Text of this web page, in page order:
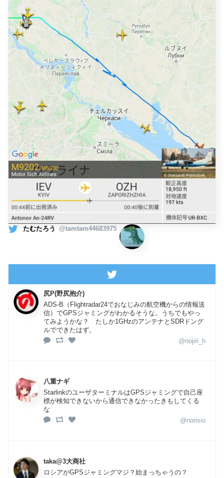
たむたろう @tamtam44683975
尻P(野尻抱介)
ADS-B（Flightradar24でおなじみの航空機からの情報送
信）でGPSジャミングがわかるそうな。うちでもやっ
てみようかな？ たしか1GHzのアンテナとSDRドング
ルでできたはず。
@nojiri_h
八重ナギ
StarlinkのユーザターミナルはGPSジャミングで自己座
標が検知できないから通信できなかったきもしてくる
な
@norisio
taka@3大商社
ロシアがGPSジャミングマジ？始まっちゃうの？